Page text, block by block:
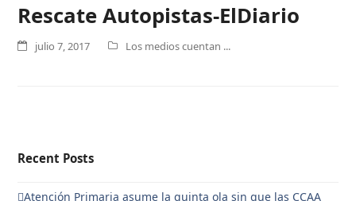
Rescate Autopistas-ElDiario
julio 7, 2017 Los medios cuentan ...
Recent Posts
Atención Primaria asume la quinta ola sin que las CCAA